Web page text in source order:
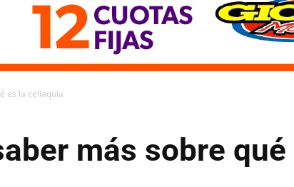
es la celiaquía
más sobre